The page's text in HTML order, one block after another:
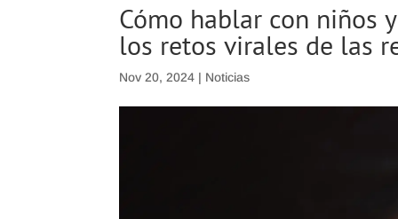
Cómo hablar con niños
los retos virales de las
Nov 20, 2024 | Noticias